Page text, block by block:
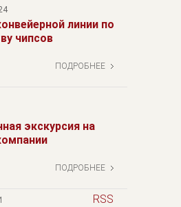
линии по
чипсов
ПОДРОБНЕЕ
экскурсия на
ПОДРОБНЕЕ
RSS